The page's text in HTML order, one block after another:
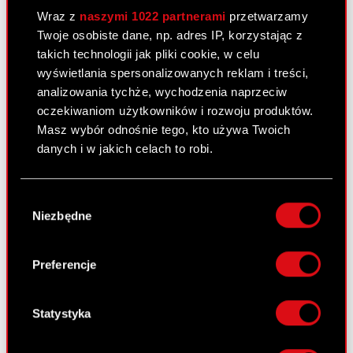
Wraz z naszymi 1022 partnerami przetwarzamy
Twoje osobiste dane, np. adres IP, korzystając z
takich technologii jak pliki cookie, w celu
wyświetlania spersonalizowanych reklam i treści,
analizowania tychże, wychodzenia naprzeciw
oczekiwaniom użytkowników i rozwoju produktów.
Masz wybór odnośnie tego, kto używa Twoich
danych i w jakich celach to robi.
lokalizacji geograficznej z dokładnością nawet
Identyfikować Twoje urządzenie, aktywnie
analizując charakteryzującego je zbiory
palca)
zgody
Niezbędne
Preferencje
Statystyka
PDF Korekta raportu okresowego
PDF Sprawozdanie finansowe 2009
PDF Oświadczenie biegłego rewidenta
14 czerwca 2010
Informacja udzielona akcjonariuszowi
Raport bieżący nr 32/2010